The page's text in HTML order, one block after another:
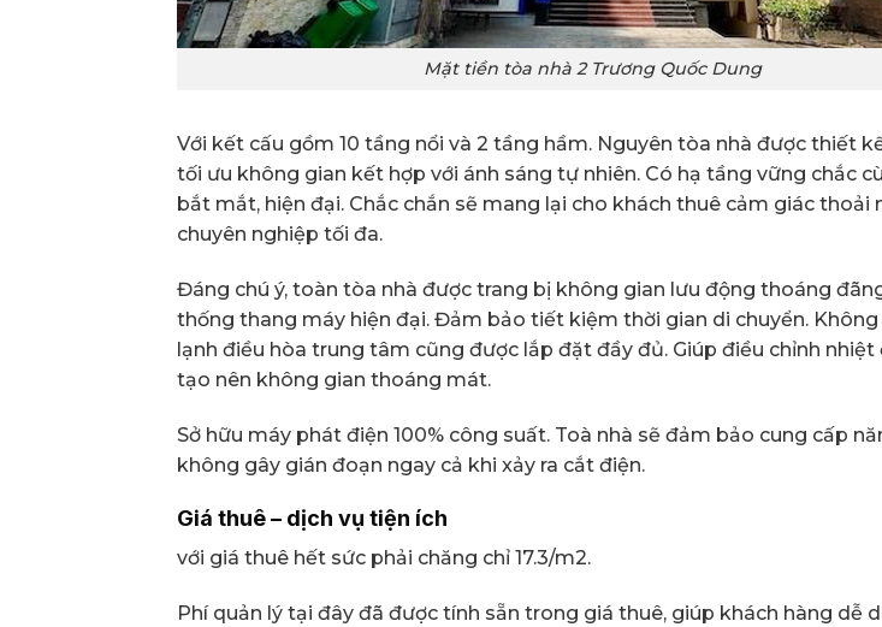
Mặt tiền tòa nhà 2 Trương Quốc Dung
Với kết cấu gồm 10 tầng nổi và 2 tầng hầm. Nguyên tòa nhà được thiết
tối ưu không gian kết hợp với ánh sáng tự nhiên. Có hạ tầng vững chắc
bắt mắt, hiện đại. Chắc chắn sẽ mang lại cho khách thuê cảm giác thoải
chuyên nghiệp tối đa.
Đáng chú ý, toàn tòa nhà được trang bị không gian lưu động thoáng
thống thang máy hiện đại. Đảm bảo tiết kiệm thời gian di chuyển. Không
lạnh điều hòa trung tâm cũng được lắp đặt đầy đủ. Giúp điều chỉnh nhiệt
tạo nên không gian thoáng mát.
Sở hữu máy phát điện 100% công suất. Toà nhà sẽ đảm bảo cung cấp
không gây gián đoạn ngay cả khi xảy ra cắt điện.
Giá thuê – dịch vụ tiện ích
với giá thuê hết sức phải chăng chỉ 17.3/m2.
Phí quản lý tại đây đã được tính sẵn trong giá thuê, giúp khách hàng dễ